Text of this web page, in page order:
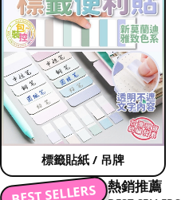
標籤貼紙 / 吊牌
BEST SELLERS 熱銷推薦